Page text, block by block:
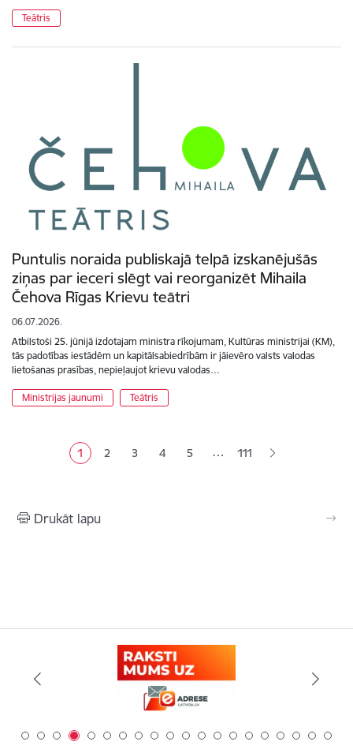
Teātris
Puntulis noraida publiskajā telpā izskanējušās
ziņas par ieceri slēgt vai reorganizēt Mihaila
Čehova Rīgas Krievu teātri
06.07.2026.
Atbilstoši 25. jūnijā izdotajam ministra rīkojumam, Kultūras ministrijai (KM),
tās padotības iestādēm un kapitālsabiedrībām ir jāievēro valsts valodas
lietošanas prasības, nepieļaujot krievu valodas…
Ministrijas jaunumi Teātris
Pašreizējā lapa
1 Lapa
2 Lapa
3 Lapa
4 Lapa
5 … 111
Drukāt lapu